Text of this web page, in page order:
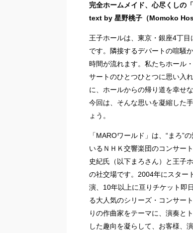
完全ホームメイド、心尽くしの
text by 星野桃子（Momoko
王子ホールは、東京・銀座4丁
です。隣接するデパートの喧騒
時間が流れます。私たちホール
サートのひとつひとつに思い入
に、ホールからの帰り道を幸せ
今回は、そんな思いを凝縮した
ょう。
「MAROワールド」は、“まろ”
いるＮＨＫ交響楽団のコンサー
史紀氏（以下まろさん）と王子
の社交場です。2004年にスター
演、10年以上に亘りチケット即
る大人気のシリーズ・コンサー
りの作曲家をテーマに、演奏と
した趣向を凝らして、お客様、